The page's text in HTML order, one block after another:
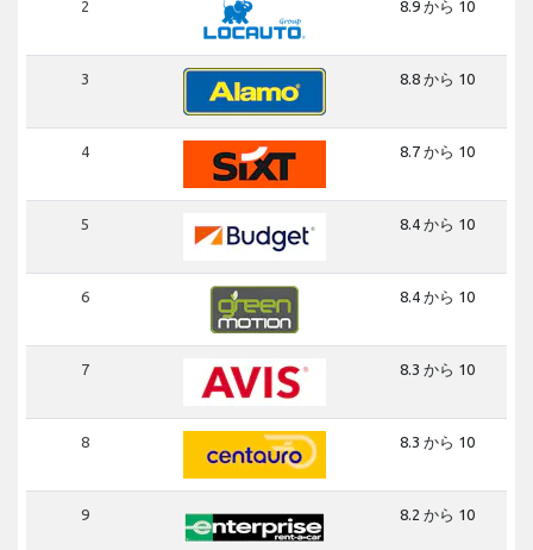
2 8.9 から 10
3 8.8 から 10
4 8.7 から 10
5 8.4 から 10
6 8.4 から 10
7 8.3 から 10
8 8.3 から 10
9 8.2 から 10